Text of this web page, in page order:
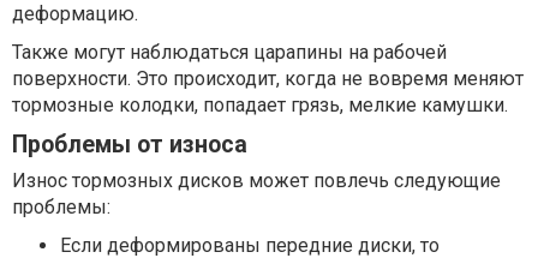
деформацию.
Также могут наблюдаться царапины на рабочей
поверхности. Это происходит, когда не вовремя меняют
тормозные колодки, попадает грязь, мелкие камушки.
Проблемы от износа
Износ тормозных дисков может повлечь следующие
проблемы:
Если деформированы передние диски, то